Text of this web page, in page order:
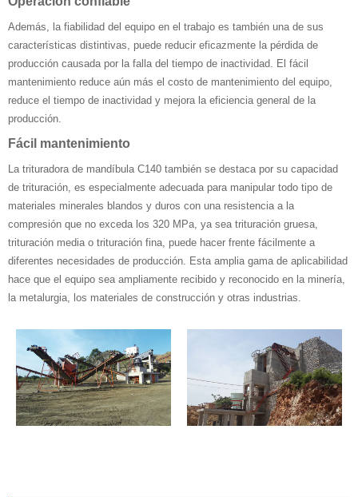
Además, la fiabilidad del equipo en el trabajo es también una de sus
características distintivas, puede reducir eficazmente la pérdida de
producción causada por la falla del tiempo de inactividad. El fácil
mantenimiento reduce aún más el costo de mantenimiento del equipo,
reduce el tiempo de inactividad y mejora la eficiencia general de la
producción.
Fácil mantenimiento
La trituradora de mandíbula C140 también se destaca por su capacidad
de trituración, es especialmente adecuada para manipular todo tipo de
materiales minerales blandos y duros con una resistencia a la
compresión que no exceda los 320 MPa, ya sea trituración gruesa,
trituración media o trituración fina, puede hacer frente fácilmente a
diferentes necesidades de producción. Esta amplia gama de aplicabilidad
hace que el equipo sea ampliamente recibido y reconocido en la minería,
la metalurgia, los materiales de construcción y otras industrias.